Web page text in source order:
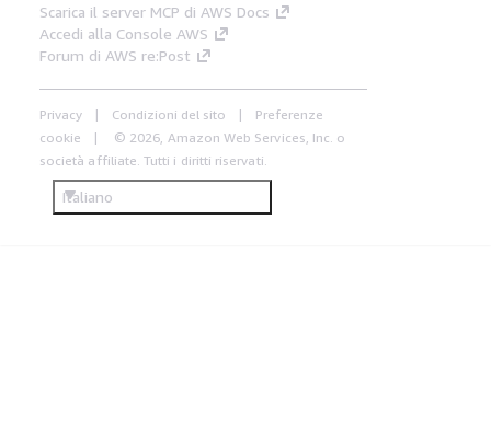
Scarica il server MCP di AWS Docs
Accedi alla Console AWS
Forum di AWS re:Post
Privacy Condizioni del sito
Preferenze
cookie
© 2026, Amazon Web Services, Inc. o
società affiliate. Tutti i diritti riservati.
Italiano